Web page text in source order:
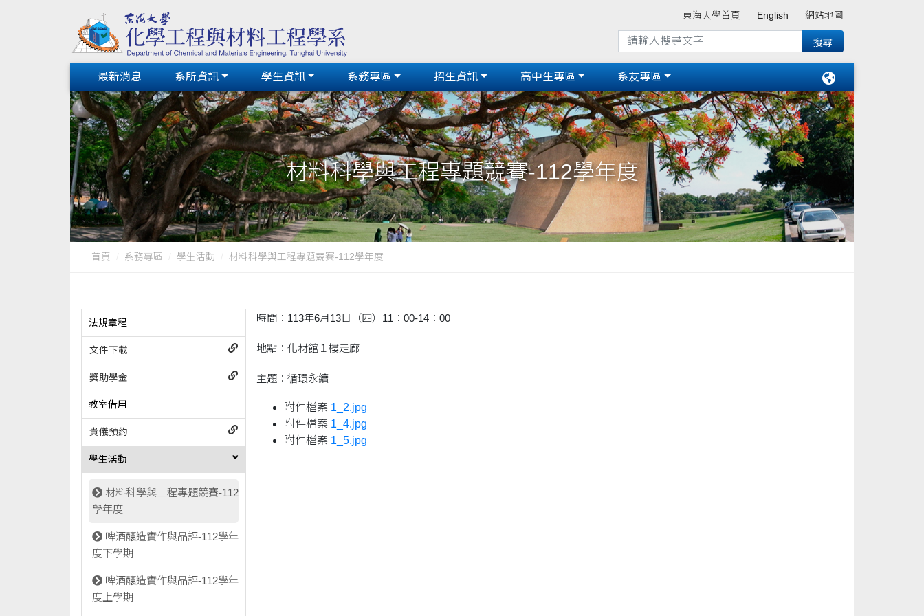
東海大學首頁 English 網站地圖
最新消息 系所資訊 學生資訊 系務專區 招生資訊 高中生專區 系友專區
材料科學與工程專題競賽-112學年度
首頁 系務專區 學生活動 材料科學與工程專題競賽-112學年度
法規章程
文件下載
獎助學金
教室借用
貴儀預約
學生活動
材料科學與工程專題競賽-112
學年度
啤酒釀造實作與品評-112學年
度下學期
啤酒釀造實作與品評-112學年
度上學期
時間：113年6月13日（四）11：00-14：00
地點：化材館１樓走廊
主題：循環永續
附件檔案 1_2.jpg
附件檔案 1_4.jpg
附件檔案 1_5.jpg